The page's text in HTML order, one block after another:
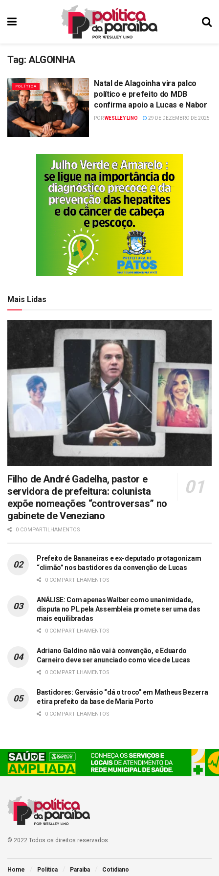
Tag: ALGOINHA
POLÍTICA
Natal de Alagoinha vira palco
político e prefeito do MDB
confirma apoio a Lucas e Nabor
PORWESLLEY LINO 29 DE DEZEMBRO DE 2025
Mais Lidas
Filho de André Gadelha, pastor e
servidora de prefeitura: colunista
expõe nomeações “controversas” no
gabinete de Veneziano
0 COMPARTILHAMENTOS
Prefeito de Bananeiras e ex-deputado protagonizam
“climão” nos bastidores da convenção de Lucas
0 COMPARTILHAMENTOS
ANÁLISE: Com apenas Walber como unanimidade,
disputa no PL pela Assembleia promete ser uma das
mais equilibradas
0 COMPARTILHAMENTOS
Adriano Galdino não vai à convenção, e Eduardo
Carneiro deve ser anunciado como vice de Lucas
0 COMPARTILHAMENTOS
Bastidores: Gervásio “dá o troco” em Matheus Bezerra
e tira prefeito da base de Maria Porto
0 COMPARTILHAMENTOS
© 2022 Todos os direitos reservados.
Home Política Paraíba Cotidiano